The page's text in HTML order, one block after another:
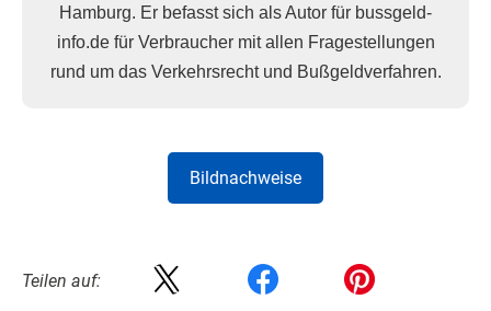
Hamburg. Er befasst sich als Autor für bussgeld-
info.de für Verbraucher mit allen Fragestellungen
rund um das Verkehrsrecht und Bußgeldverfahren.
Bildnachweise
Teilen auf: